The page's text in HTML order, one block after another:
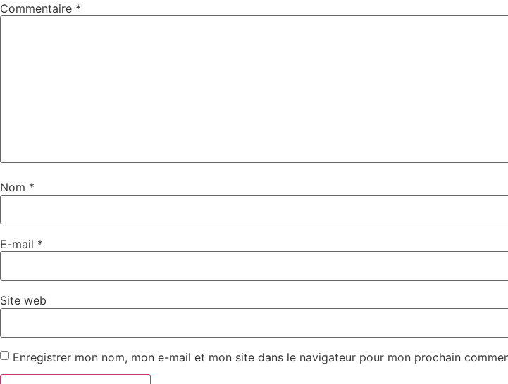
Commentaire *
Nom *
E-mail *
Site web
Enregistrer mon nom, mon e-mail et mon site dans le navigateur pour mon prochain